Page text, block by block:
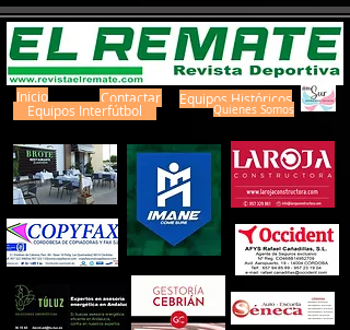
Inicio Contactar
Equipos Interfútbol
Equipos Históricos
Quienes Somos